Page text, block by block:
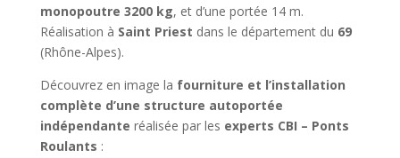
monopoutre 3200 kg, et d’une portée 14 m.
Réalisation à Saint Priest dans le département du 69
(Rhône-Alpes).
Découvrez en image la fourniture et l’installation
complète d’une structure autoportée
indépendante réalisée par les experts CBI – Ponts
Roulants :